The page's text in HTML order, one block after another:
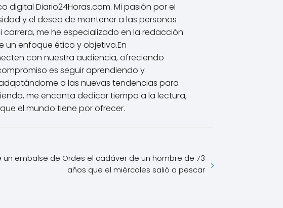
digital Diario24Horas.com. Mi pasión por el
y el deseo de mantener a las personas
me he especializado en la redacción
un enfoque ético y objetivo.En
con nuestra audiencia, ofreciendo
es seguir aprendiendo y
a las nuevas tendencias para
me encanta dedicar tiempo a la lectura,
el mundo tiene por ofrecer.
un embalse de Ordes el cadáver de un hombre de 73
años que el miércoles salió a pescar